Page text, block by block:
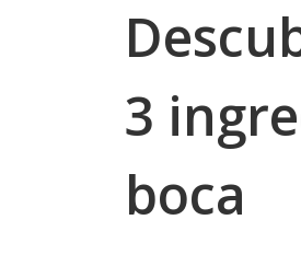
3
boca